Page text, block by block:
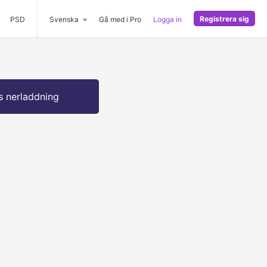
PSD Svenska Gå med i Pro Logga in Registrera sig
nerladdning